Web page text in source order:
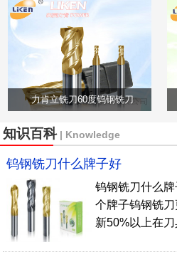
力肯立铣刀60度钨钢铣刀
知识百科| Knowledge
钨钢铣刀什么牌子好
钨钢铣刀什么
个牌子钨钢铣
新50%以上在刀